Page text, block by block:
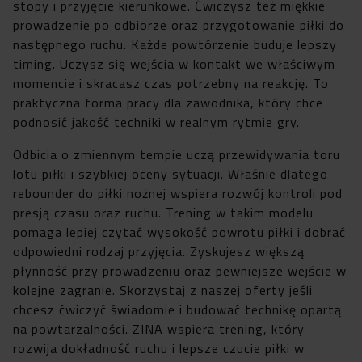
stopy i przyjęcie kierunkowe. Ćwiczysz też miękkie
prowadzenie po odbiorze oraz przygotowanie piłki do
następnego ruchu. Każde powtórzenie buduje lepszy
timing. Uczysz się wejścia w kontakt we właściwym
momencie i skracasz czas potrzebny na reakcję. To
praktyczna forma pracy dla zawodnika, który chce
podnosić jakość techniki w realnym rytmie gry.
Odbicia o zmiennym tempie uczą przewidywania toru
lotu piłki i szybkiej oceny sytuacji. Właśnie dlatego
rebounder do piłki nożnej wspiera rozwój kontroli pod
presją czasu oraz ruchu. Trening w takim modelu
pomaga lepiej czytać wysokość powrotu piłki i dobrać
odpowiedni rodzaj przyjęcia. Zyskujesz większą
płynność przy prowadzeniu oraz pewniejsze wejście w
kolejne zagranie. Skorzystaj z naszej oferty jeśli
chcesz ćwiczyć świadomie i budować technikę opartą
na powtarzalności. ZINA wspiera trening, który
rozwija dokładność ruchu i lepsze czucie piłki w